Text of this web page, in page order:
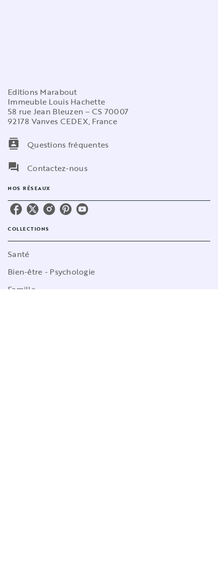
Editions Marabout
Immeuble Louis Hachette
58 rue Jean Bleuzen – CS 70007
92178 Vanves CEDEX, France
contacts
Questions fréquentes
question_answer
Contactez-nous
NOS RÉSEAUX
COLLECTIONS
Santé
Bien-être - Psychologie
Famille